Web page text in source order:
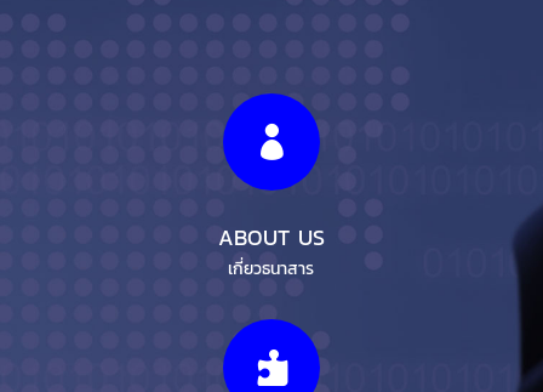

ABOUT US
เกี่ยวธนาสาร
